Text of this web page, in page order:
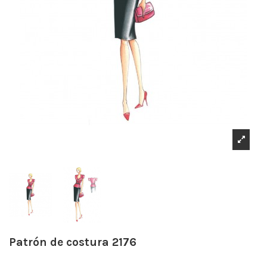
Patrón de costura 2176